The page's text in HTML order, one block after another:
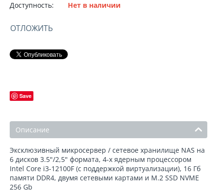
Доступность:
Нет в наличии
ОТЛОЖИТЬ
Save
Описание
Эксклюзивный микросервер / сетевое хранилище NAS на
6 дисков 3.5"/2,5" формата, 4-х ядерным процессором
Intel Core i3-12100F (с поддержкой виртуализации), 16 Гб
памяти DDR4, двумя сетевыми картами и M.2 SSD NVME
256 Gb